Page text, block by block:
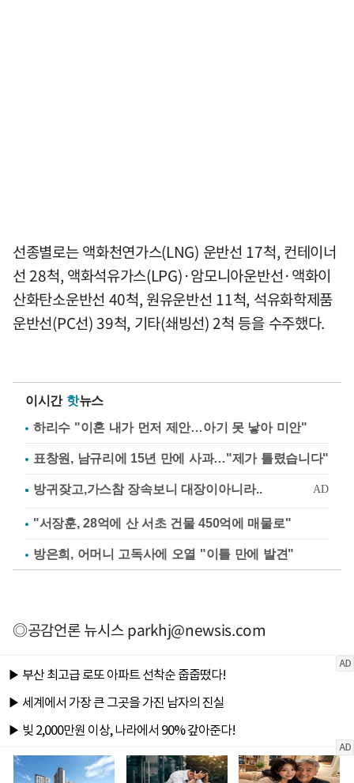
선종별로는 액화천연가스(LNG) 운반선 17척, 컨테이너
선 28척, 액화석유가스(LPG)·암모니아운반선·액화이
산화탄소운반선 40척, 원유운반선 11척, 석유화학제품
운반선(PC선) 39척, 기타(쇄빙선) 2척 등을 수주했다.
이시간 핫뉴스
하리수 "이혼 내가 먼저 제안…아기 못 낳아 미안"
표창원, 남규리에 15년 만에 사과…"제가 틀렸습니다"
"서장훈, 28억에 산 서초 건물 450억에 매물로"
방은희, 어머니 고독사에 오열 "이틀 만에 발견"
◎공감언론 뉴시스parkhj@newsis.com